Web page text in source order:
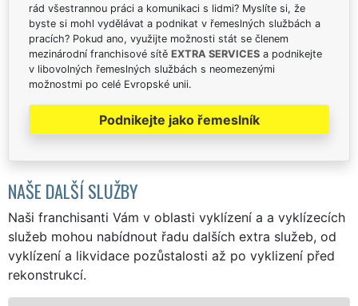
rád všestrannou práci a komunikaci s lidmi? Myslíte si, že
byste si mohl vydělávat a podnikat v řemeslných službách a
pracích? Pokud ano, využijte možnosti stát se členem
mezinárodní franchisové sítě EXTRA SERVICES a podnikejte
v libovolných řemeslných službách s neomezenými
možnostmi po celé Evropské unii.
Podnikejte jako řemeslník
NAŠE DALŠÍ SLUŽBY
Naši franchisanti Vám v oblasti vyklízení a a vyklízecích
služeb mohou nabídnout řadu dalších extra služeb, od
vyklízení a likvidace pozůstalosti až po vyklizení před
rekonstrukcí.